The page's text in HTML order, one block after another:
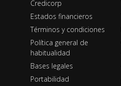
Credicorp
Estados financieros
Términos y condiciones
Política general de
habitualidad
Bases legales
Portabilidad